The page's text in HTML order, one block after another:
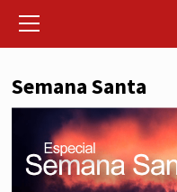
Menu
Semana Santa